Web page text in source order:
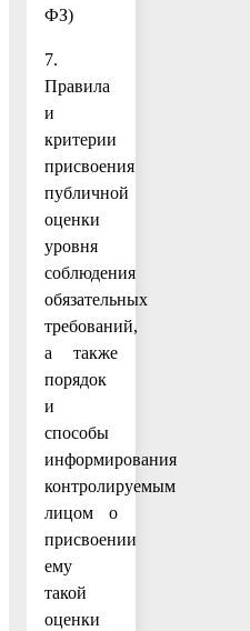
ФЗ)
7.
Правила
и
критерии
присвоения
публичной
оценки
уровня
соблюдения
обязательных
требований,
а также
порядок
и
способы
информирования
контролируемым
лицом о
присвоении
ему
такой
оценки